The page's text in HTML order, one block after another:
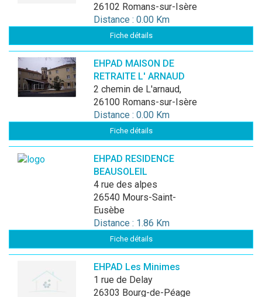
26102 Romans-sur-Isère
Distance : 0.00 Km
Fiche détails
EHPAD MAISON DE
RETRAITE L' ARNAUD
2 chemin de L'arnaud,
26100 Romans-sur-Isère
Distance : 0.00 Km
Fiche détails
EHPAD RESIDENCE
BEAUSOLEIL
4 rue des alpes
26540 Mours-Saint-
Eusèbe
Distance : 1.86 Km
Fiche détails
EHPAD Les Minimes
1 rue de Delay
26303 Bourg-de-Péage